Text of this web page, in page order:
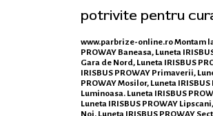
potrivite pentru
www.parbrize-online.roMontam
PROWAY Baneasa, Luneta
Gara de Nord, Luneta IRISBUS
IRISBUS PROWAY Primaverii,
PROWAY Mosilor, Luneta
Luminoasa. Luneta IRISBUS
Luneta IRISBUS PROWAY
Noi. Luneta IRISBUS PROWAY